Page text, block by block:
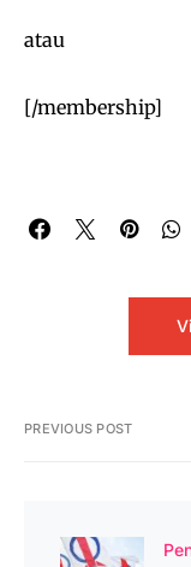
atau
[/membership]
PREVIOUS POST